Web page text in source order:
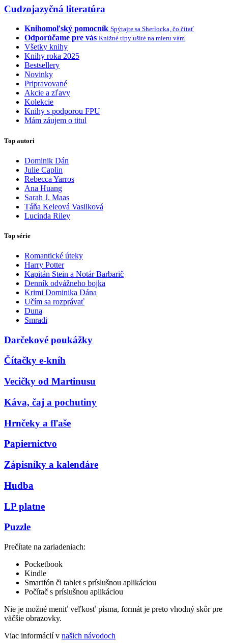
Cudzojazyčná literatúra
Knihomoľský pomocník Spýtajte sa Sherlocka, čo čítať
Odporúčame pre vás Knižné tipy ušité na mieru vám
Všetky knihy
Knihy roka 2025
Bestsellery
Novinky
Pripravované
Akcie a zľavy
Kolekcie
Knihy s podporou FPU
Mám záujem o titul
Top autori
Dominik Dán
Julie Caplin
Rebecca Yarros
Ana Huang
Sarah J. Maas
Táňa Keleová Vasilková
Lucinda Riley
Top série
Romantické úteky
Harry Potter
Kapitán Stein a Notár Barbarič
Denník odvážneho bojka
Krimi Dominika Dána
Učím sa rozprávať
Duna
Smradi
Darčekové poukážky
Čítačky e-kníh
Vecičky od Martinusu
Káva, čaj a pochutiny
Hrnčeky a fľaše
Papiernictvo
Zápisníky a kalendáre
Hudba
LP platne
Puzzle
Prečítate na zariadeniach:
Pocketbook
Kindle
Smartfón či tablet s príslušnou aplikáciou
Počítač s príslušnou aplikáciou
Nie je možné meniť veľkosť písma, formát je preto vhodný skôr pre
väčšie obrazovky.
Viac informácií v našich návodoch